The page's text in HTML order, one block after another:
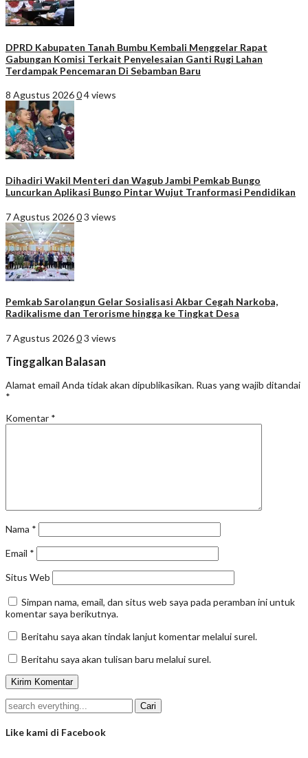
DPRD Kabupaten Tanah Bumbu Kembali Menggelar Rapat
Gabungan Komisi Terkait Penyelesaian Ganti Rugi Lahan
Terdampak Pencemaran Di Sebamban Baru
8 Agustus 202604 views
Dihadiri Wakil Menteri dan Wagub Jambi Pemkab Bungo
Luncurkan Aplikasi Bungo Pintar Wujut Tranformasi Pendidikan
7 Agustus 202603 views
Pemkab Sarolangun Gelar Sosialisasi Akbar Cegah Narkoba,
Radikalisme dan Terorisme hingga ke Tingkat Desa
7 Agustus 202603 views
Tinggalkan Balasan
Alamat email Anda tidak akan dipublikasikan. Ruas yang wajib ditandai
*
Komentar *
Nama *
Email *
Situs Web
Simpan nama, email, dan situs web saya pada peramban ini untuk
komentar saya berikutnya.
Beritahu saya akan tindak lanjut komentar melalui surel.
Beritahu saya akan tulisan baru melalui surel.
Like kami di Facebook